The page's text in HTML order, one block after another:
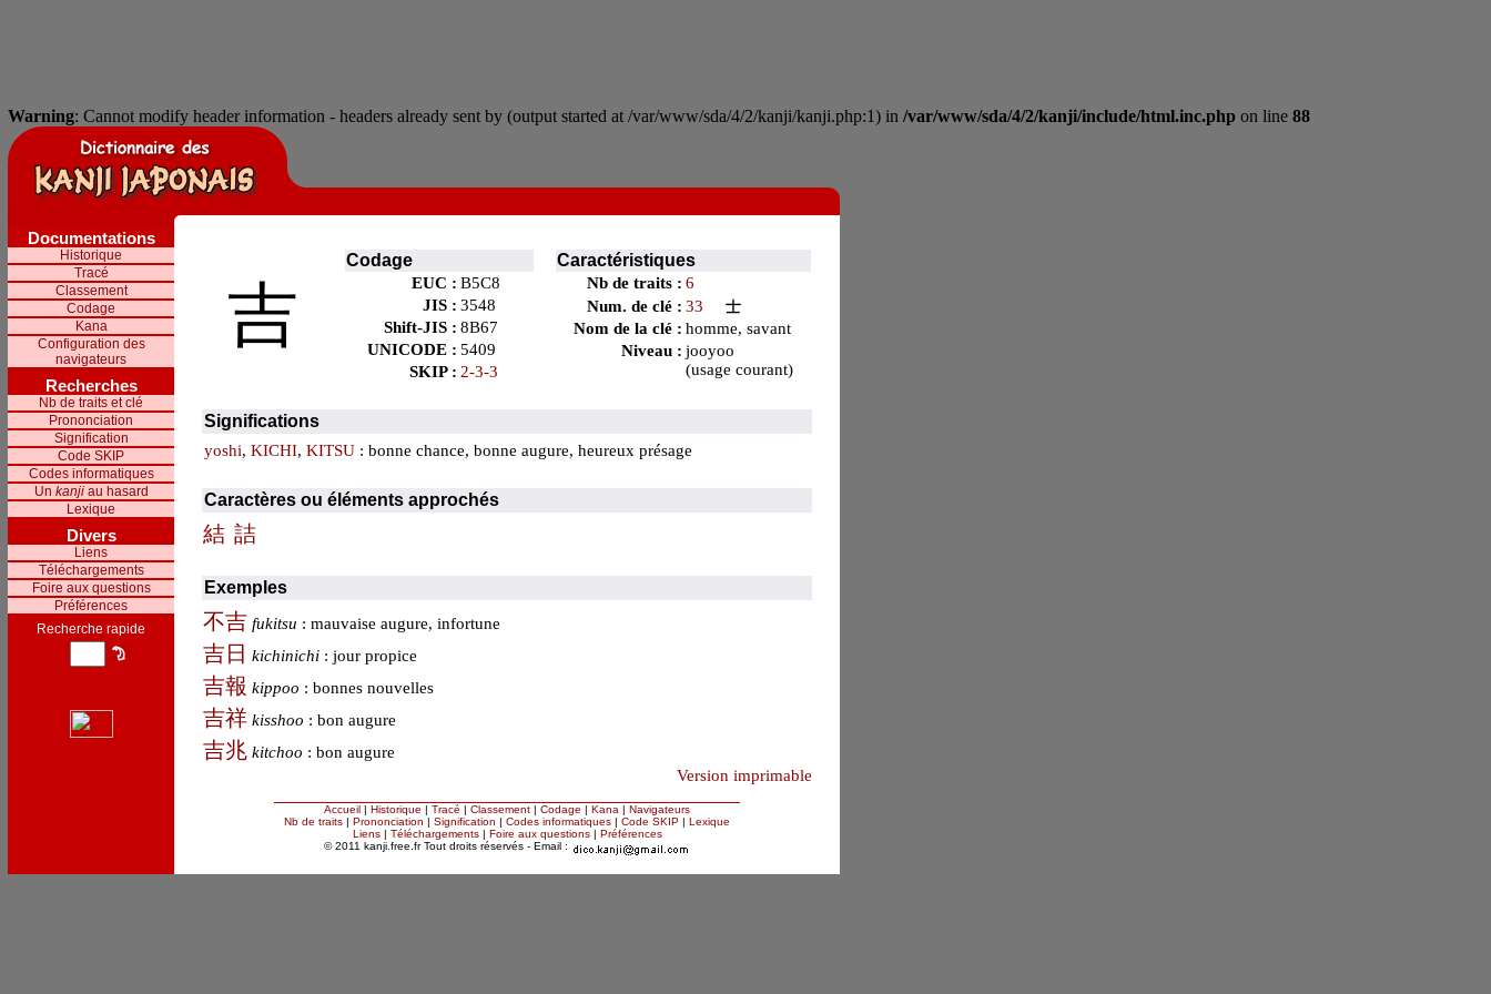
Warning: Cannot modify header information - headers already sent by (output started at /var/www/sda/4/2/kanji/kanji.php:1) in /var/www/sda/4/2/kanji/include/html.inc.php on line 88
Documentations
Historique
Tracé
Classement
Codage
Kana
Configuration des
navigateurs
Recherches
Nb de traits et clé
Prononciation
Signification
Code SKIP
Codes informatiques
Un kanjiau hasard
Lexique
Divers
Liens
Téléchargements
Foire aux questions
Préférences
Recherche rapide
吉
Codage
EUC : B5C8
JIS : 3548
Shift-JIS : 8B67
UNICODE : 5409
SKIP : 2-3-3
Caractéristiques
Nb de traits : 6
Num. de clé : 33
Nom de la clé : homme, savant
Niveau : jooyoo
(usage courant)
Significations
yoshi, KICHI, KITSU : bonne chance, bonne augure, heureux présage
Caractères ou éléments approchés
結 詰
Exemples
不吉 fukitsu : mauvaise augure, infortune
吉日 kichinichi : jour propice
吉報 kippoo : bonnes nouvelles
吉祥 kisshoo : bon augure
吉兆 kitchoo : bon augure
Version imprimable
Accueil | Historique | Tracé | Classement | Codage | Kana | Navigateurs
Nb de traits | Prononciation | Signification | Codes informatiques | Code SKIP | Lexique
Liens| Téléchargements| Foire aux questions| Préférences
© 2011 kanji.free.fr Tout droits réservés - Email :